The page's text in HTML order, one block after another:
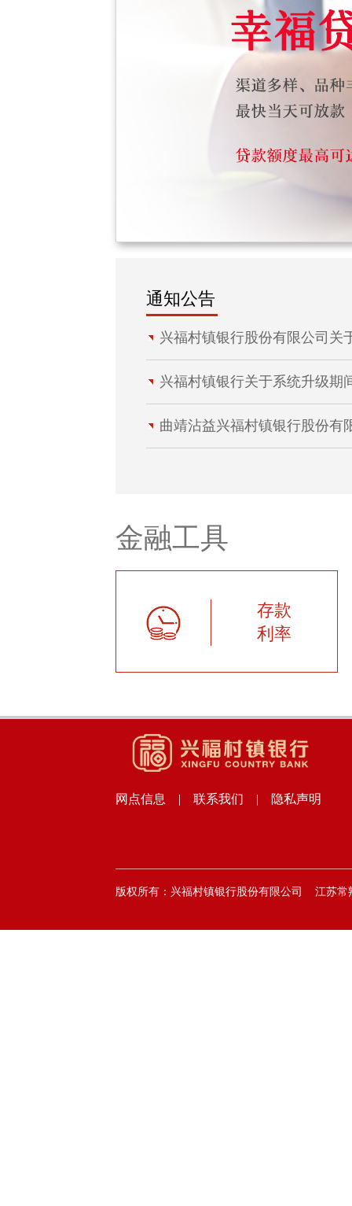
通知公告
兴福村镇银行股份有限公司关
兴福村镇银行关于系统升级期
曲靖沾益兴福村镇银行股份有
金融工具
存款
利率
网点信息 | 联系我们 | 隐私声明
版权所有：兴福村镇银行股份有限公司 江苏